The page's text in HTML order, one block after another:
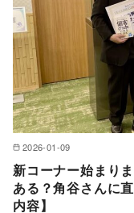
2026-01-09
新コーナー始まり
ある？角谷さんに
内容】